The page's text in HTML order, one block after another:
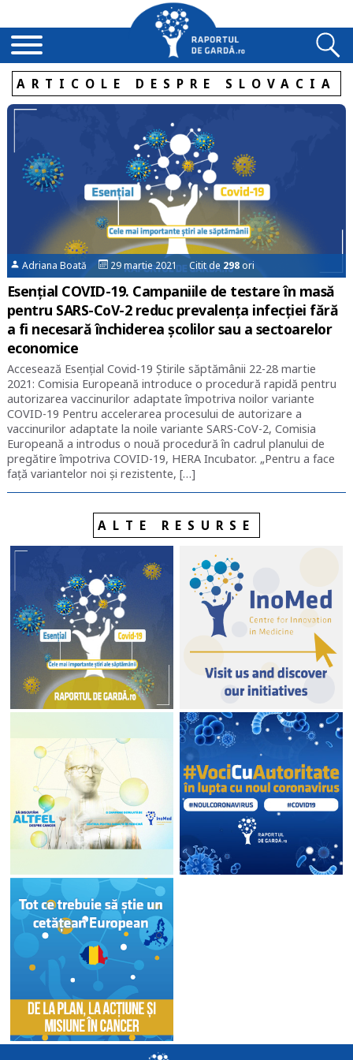
ARTICOLE DESPRE SLOVACIA
Adriana Boată 29 martie 2021 Citit de 298 ori
Esențial COVID-19. Campaniile de testare în masă
pentru SARS-CoV-2 reduc prevalența infecției fără
a fi necesară închiderea școlilor sau a sectoarelor
economice
Accesează Esențial Covid-19 Știrile săptămânii 22-28 martie
2021: Comisia Europeană introduce o procedură rapidă pentru
autorizarea vaccinurilor adaptate împotriva noilor variante
COVID-19 Pentru accelerarea procesului de autorizare a
vaccinurilor adaptate la noile variante SARS-CoV-2, Comisia
Europeană a introdus o nouă procedură în cadrul planului de
pregătire împotriva COVID-19, HERA Incubator. „Pentru a face
față variantelor noi și rezistente, […]
ALTE RESURSE